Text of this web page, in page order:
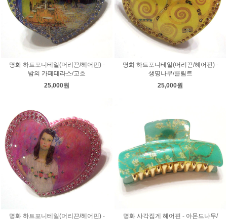
명화 하트포니테일(머리끈/헤어핀) -
밤의 카페테라스/고흐
25,000원
명화 하트포니테일(머리끈/헤어핀) -
생명나무/클림트
25,000원
명화 하트포니테일(머리끈/헤어핀) -
명화 사각집게 헤어핀 - 아몬드나무/